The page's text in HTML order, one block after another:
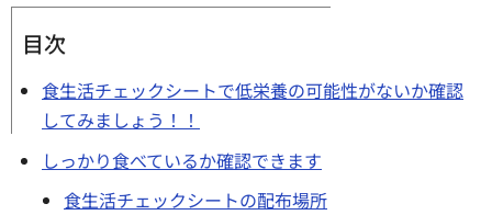
目次
食生活チェックシートで低栄養の可能性がないか確認
してみましょう！！
しっかり食べているか確認できます
食生活チェックシートの配布場所